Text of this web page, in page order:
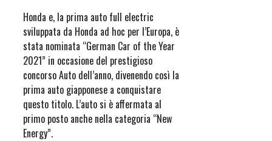
Honda e, la prima auto full electric
sviluppata da Honda ad hoc per l’Europa, è
stata nominata “German Car of the Year
2021” in occasione del prestigioso
concorso Auto dell’anno, divenendo così la
prima auto giapponese a conquistare
questo titolo. L’auto si è affermata al
primo posto anche nella categoria “New
Energy”.